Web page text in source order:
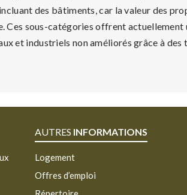
des bâtiments, car la valeur des
Ces sous-catégories offrent actuellement
et industriels non améliorés grâce à
AUTRES INFORMATIONS
Logement
Offres d’emploi